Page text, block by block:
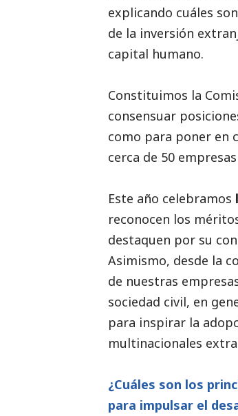
explicando cuáles
de la inversión
capital humano.
Constituimos la
consensuar
como para poner en
cerca de 50
Este año celebramos
reconocen los
destaquen por su
Asimismo, desde la
de nuestras
sociedad civil, en
para inspirar la
multinacionales
¿Cuáles son los
para impulsar el